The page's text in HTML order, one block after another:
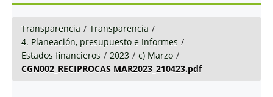
Transparencia / Transparencia /
4. Planeación, presupuesto e Informes /
Estados financieros / 2023 / c) Marzo /
CGN002_RECIPROCAS MAR2023_210423.pdf